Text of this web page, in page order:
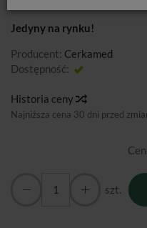
Jedyny na rynku!
Producent: Cerkamed
Dostępność:
Historia ceny
Najniższa cena 30 dni przed
szt.